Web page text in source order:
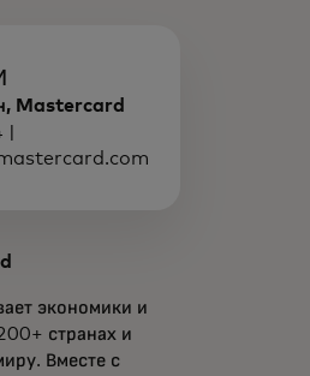
Mastercard
|
экономики и
странах и
Вместе с